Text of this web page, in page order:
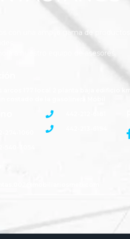
con una amplia gama de
a nuestro equipo de asesores.
arcos 177 local 2 planta baja edificio
costado de la gasolinera Móbil
274-1060
540-3054